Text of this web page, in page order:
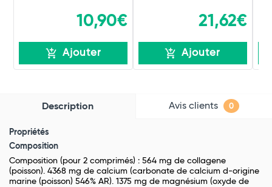
10,90€
Ajouter
21,62€
Ajouter
Description Avis clients 0
Propriétés
Composition
Composition (pour 2 comprimés) : 564 mg de collagene
(poisson). 4368 mg de calcium (carbonate de calcium d-origine
marine (poisson) 546% AR). 1375 mg de magnésium (oxyde de